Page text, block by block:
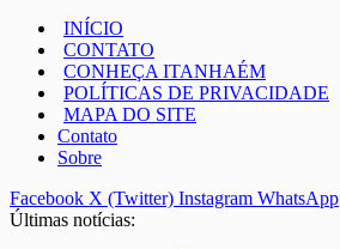
INÍCIO
CONTATO
CONHEÇA ITANHAÉM
POLÍTICAS DE PRIVACIDADE
MAPA DO SITE
Contato
Sobre
Facebook X (Twitter) Instagram WhatsApp
Últimas notícias: